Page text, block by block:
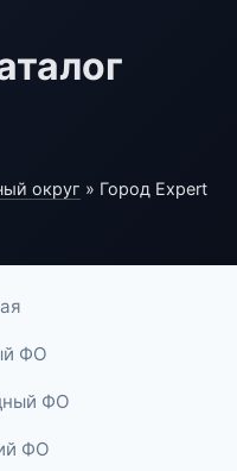
округ » Город Expert
ФО
ФО
ФО